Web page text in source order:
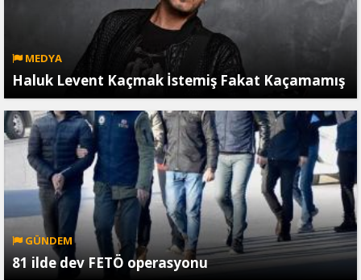
MEDYA
Haluk Levent Kaçmak İstemiş Fakat Kaçamamış
GÜNDEM
81 ilde dev FETÖ operasyonu